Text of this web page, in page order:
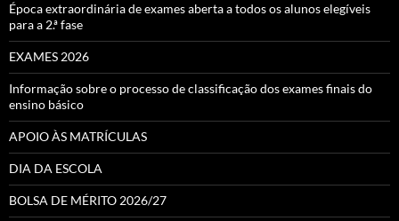
Época extraordinária de exames aberta a todos os alunos elegíveis
para a 2.ª fase
EXAMES 2026
Informação sobre o processo de classificação dos exames finais do
ensino básico
APOIO ÀS MATRÍCULAS
DIA DA ESCOLA
BOLSA DE MÉRITO 2026/27